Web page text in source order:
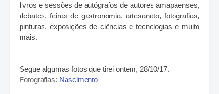
livros e sessões de autógrafos de autores amapaenses,
debates, feiras de gastronomia, artesanato, fotografias,
pinturas, exposições de ciências e tecnologias e muito
mais.
Segue algumas fotos que tirei ontem, 28/10/17.
Fotografias: Nascimento